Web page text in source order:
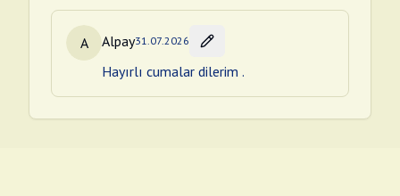
A Alpay31.07.2026
Hayırlı cumalar dilerim .